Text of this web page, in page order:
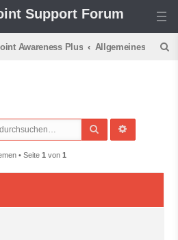
Support Forum
Awareness Plus Allgemeines
Suche
• Seite 1 von 1